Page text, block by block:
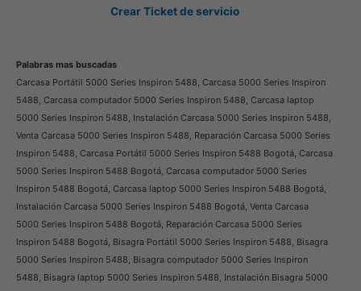
Crear Ticket de servicio
Palabras mas buscadas
Carcasa Portátil 5000 Series Inspiron 5488, Carcasa 5000 Series Inspiron
5488, Carcasa computador 5000 Series Inspiron 5488, Carcasa laptop
5000 Series Inspiron 5488, Instalación Carcasa 5000 Series Inspiron 5488,
Venta Carcasa 5000 Series Inspiron 5488, Reparación Carcasa 5000 Series
Inspiron 5488, Carcasa Portátil 5000 Series Inspiron 5488 Bogotá, Carcasa
5000 Series Inspiron 5488 Bogotá, Carcasa computador 5000 Series
Inspiron 5488 Bogotá, Carcasa laptop 5000 Series Inspiron 5488 Bogotá,
Instalación Carcasa 5000 Series Inspiron 5488 Bogotá, Venta Carcasa
5000 Series Inspiron 5488 Bogotá, Reparación Carcasa 5000 Series
Inspiron 5488 Bogotá, Bisagra Portátil 5000 Series Inspiron 5488, Bisagra
5000 Series Inspiron 5488, Bisagra computador 5000 Series Inspiron
5488, Bisagra laptop 5000 Series Inspiron 5488, Instalación Bisagra 5000